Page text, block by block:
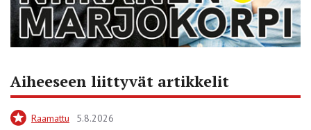
Aiheeseen liittyvät artikkelit
Raamattu 5.8.2026